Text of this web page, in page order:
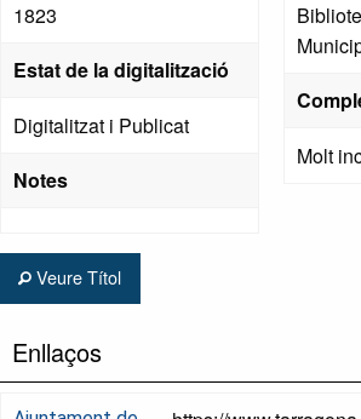
1823
Estat de la digitalització
Digitalitzat i Publicat
Notes
Molt
Veure Títol
Enllaços